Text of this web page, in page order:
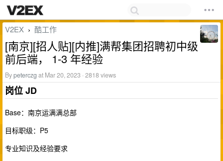
V2EX › 酷工作
[南京][招人贴][内推]满帮集团招聘初中级
前后端， 1-3 年经验
Bypeterczg at Mar 20, 2023 · 2818 views
岗位 JD
Base：南京运满满总部
目标职级：P5
专业知识及经验要求